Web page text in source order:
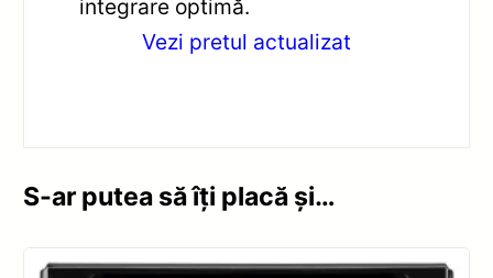
integrare optimă.
Vezi pretul actualizat
S-ar putea să îți placă și…